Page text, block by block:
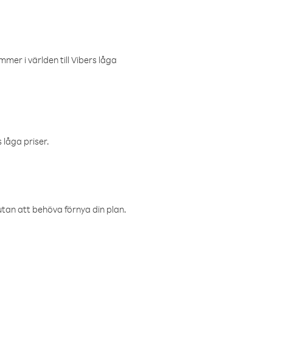
i världen till Vibers låga
låga priser.
att behöva förnya din plan.